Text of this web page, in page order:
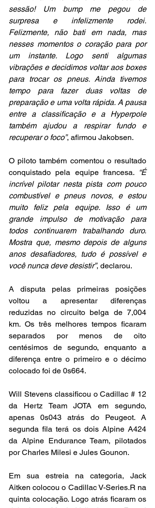
sessão! Um bump me pegou de
surpresa e infelizmente rodei.
Felizmente, não bati em nada, mas
nesses momentos o coração para por
um instante. Logo senti algumas
vibrações e decidimos voltar aos boxes
para trocar os pneus. Ainda tivemos
tempo para fazer duas voltas de
preparação e uma volta rápida. A pausa
entre a classificação e a Hyperpole
também ajudou a respirar fundo e
recuperar o foco”, afirmou Jakobsen.
O piloto também comentou o resultado
conquistado pela equipe francesa. “É
incrível pilotar nesta pista com pouco
combustível e pneus novos, e estou
muito feliz pela equipe. Isso é um
grande impulso de motivação para
todos continuarem trabalhando duro.
Mostra que, mesmo depois de alguns
anos desafiadores, tudo é possível e
você nunca deve desistir”, declarou.
A disputa pelas primeiras posições
voltou a apresentar diferenças
reduzidas no circuito belga de 7,004
km. Os três melhores tempos ficaram
separados por menos de oito
centésimos de segundo, enquanto a
diferença entre o primeiro e o décimo
colocado foi de 0s664.
Will Stevens classificou o Cadillac # 12
da Hertz Team JOTA em segundo,
apenas 0s043 atrás do Peugeot. A
segunda fila terá os dois Alpine A424
da Alpine Endurance Team, pilotados
por Charles Milesi e Jules Gounon.
Em sua estreia na categoria, Jack
Aitken colocou o Cadillac V-Series.R na
quinta colocação. Logo atrás ficaram os